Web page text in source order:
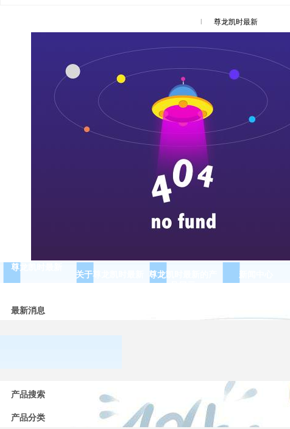
尊龙凯时最新
尊龙凯时最新
关于尊龙凯时最新
尊龙凯时最新的产
新闻中心
最新消息
低压
电器
产品搜索
产品分类